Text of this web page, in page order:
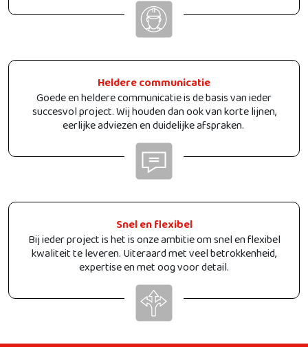
Heldere communicatie
Goede en heldere communicatie is de basis van ieder
succesvol project. Wij houden dan ook van korte lijnen,
eerlijke adviezen en duidelijke afspraken.
Snel en flexibel
Bij ieder project is het is onze ambitie om snel en flexibel
kwaliteit te leveren. Uiteraard met veel betrokkenheid,
expertise en met oog voor detail.